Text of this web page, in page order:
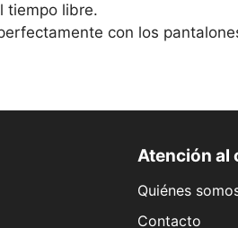
tiempo libre.
con los
Atención al
Quiénes
Contacto